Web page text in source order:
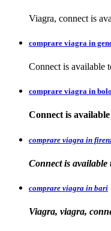
Viagra, connect is
comprare viagra in
Connect is available
comprare viagra in
Connect is available
comprare viagra in
Connect is available
comprare viagra in bari
Viagra, viagra,